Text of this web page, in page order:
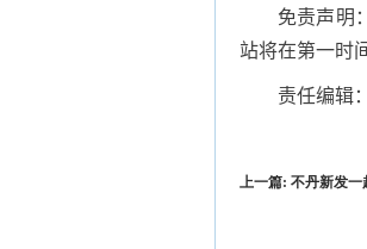
免责声明
站将在第一时
责任编辑
上一篇: 不丹新发一